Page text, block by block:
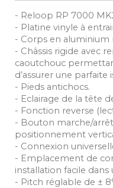
- Reloop RP 7000
- Platine vinyle à
- Corps en aluminium
- Châssis rigide avec
caoutchouc
d’assurer une parfaite
- Pieds antichocs.
- Eclairage de la tête
- Fonction reverse
- Bouton marche/
positionnement
- Connexion
- Emplacement de
installation facile dans
- Pitch réglable de ±